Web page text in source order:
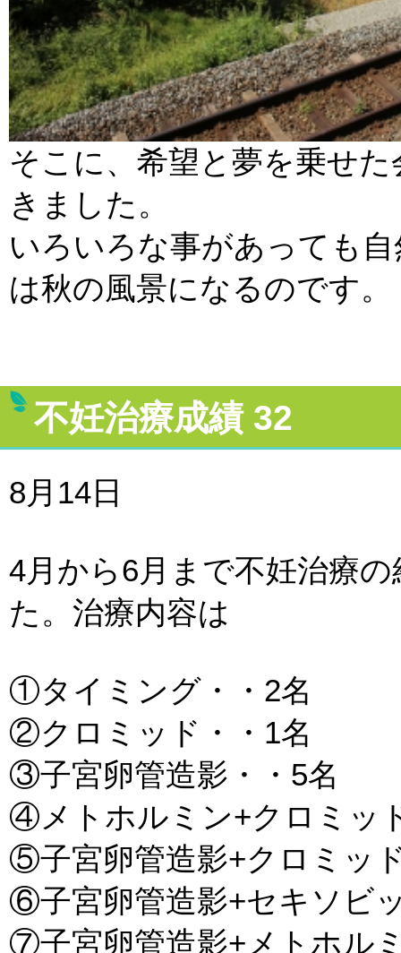
そこに、希望と夢を乗せ
きました。
いろいろな事があっても
は秋の風景になるのです。
不妊治療成績 32
8月14日
4月から6月まで不妊治療
た。治療内容は
①タイミング・・2名
②クロミッド・・1名
③子宮卵管造影・・5名
④メトホルミン+クロミッ
⑤子宮卵管造影+クロミッ
⑥子宮卵管造影+セキソビ
⑦子宮卵管造影+メトホル